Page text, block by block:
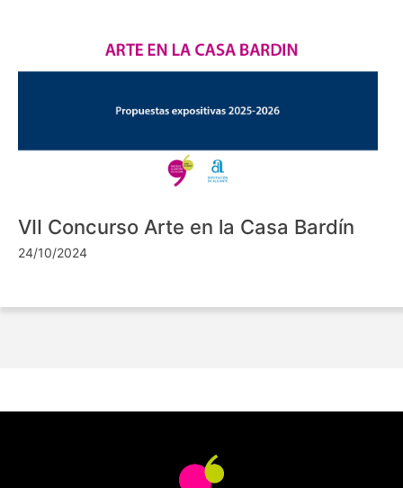
VII Concurso Arte en la Casa Bardín
24/10/2024